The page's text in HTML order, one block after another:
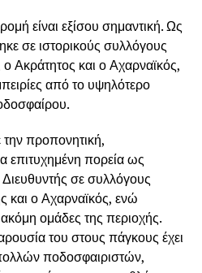
είναι εξίσου σημαντική. Ως
σε ιστορικούς συλλόγους
και ο Αχαρναϊκός,
από το υψηλότερο
προπονητική,
επιτυχημένη πορεία ως
σε συλλόγους
ο Αχαρναϊκός, ενώ
ομάδες της περιοχής.
του στους πάγκους έχει
ποδοσφαιριστών,